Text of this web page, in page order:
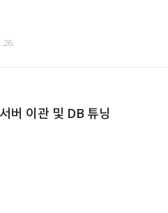
버 이관 및 DB 튜닝